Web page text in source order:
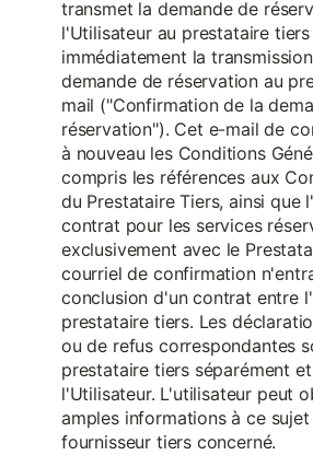
transmet la demande de
l'Utilisateur au prestataire
immédiatement la
demande de réservation au
mail ("Confirmation de la
réservation"). Cet e-mail de
à nouveau les Conditions
compris les références aux
du Prestataire Tiers, ainsi que
contrat pour les services
exclusivement avec le
courriel de confirmation
conclusion d'un contrat entre
prestataire tiers. Les
ou de refus correspondantes
prestataire tiers séparément
l'Utilisateur. L'utilisateur peut
amples informations à ce
fournisseur tiers concerné.